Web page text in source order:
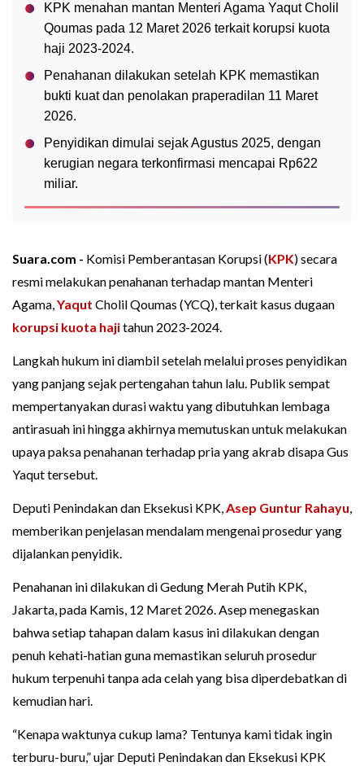
KPK menahan mantan Menteri Agama Yaqut Cholil
Qoumas pada 12 Maret 2026 terkait korupsi kuota
haji 2023-2024.
Penahanan dilakukan setelah KPK memastikan
bukti kuat dan penolakan praperadilan 11 Maret
2026.
Penyidikan dimulai sejak Agustus 2025, dengan
kerugian negara terkonfirmasi mencapai Rp622
miliar.
Suara.com - Komisi Pemberantasan Korupsi (KPK) secara
resmi melakukan penahanan terhadap mantan Menteri
Agama,Yaqut Cholil Qoumas (YCQ), terkait kasus dugaan
korupsi kuota hajitahun 2023-2024.
Langkah hukum ini diambil setelah melalui proses penyidikan
yang panjang sejak pertengahan tahun lalu. Publik sempat
mempertanyakan durasi waktu yang dibutuhkan lembaga
antirasuah ini hingga akhirnya memutuskan untuk melakukan
upaya paksa penahanan terhadap pria yang akrab disapa Gus
Yaqut tersebut.
Deputi Penindakan dan Eksekusi KPK,Asep Guntur Rahayu,
memberikan penjelasan mendalam mengenai prosedur yang
dijalankan penyidik.
Penahanan ini dilakukan di Gedung Merah Putih KPK,
Jakarta, pada Kamis, 12 Maret 2026. Asep menegaskan
bahwa setiap tahapan dalam kasus ini dilakukan dengan
penuh kehati-hatian guna memastikan seluruh prosedur
hukum terpenuhi tanpa ada celah yang bisa diperdebatkan di
kemudian hari.
“Kenapa waktunya cukup lama? Tentunya kami tidak ingin
terburu-buru,” ujar Deputi Penindakan dan Eksekusi KPK